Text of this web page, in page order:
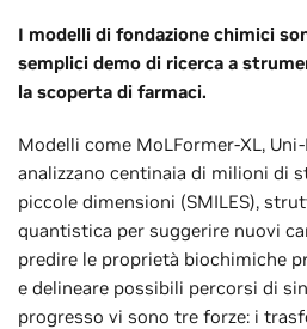
I modelli di fondazione chimici
semplici demo di ricerca a
la scoperta di farmaci.
Modelli come MoLFormer-XL,
analizzano centinaia di milioni di
piccole dimensioni (SMILES),
quantistica per suggerire nuovi
predire le proprietà biochimiche
e delineare possibili percorsi di
progresso vi sono tre forze: i